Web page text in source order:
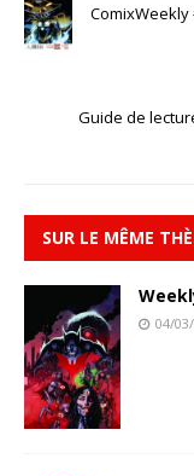
ComixWeekly
Guide de
SUR LE MÊME
04/